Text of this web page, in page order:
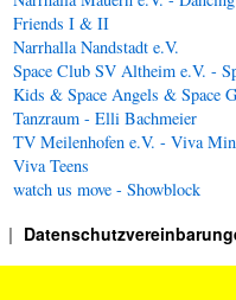
Friends I & II
Narrhalla Nandstadt e.V.
Space Club SV Altheim e.V. -
Kids & Space Angels & Space
Tanzraum - Elli Bachmeier
TV Meilenhofen e.V. - Viva
Viva Teens
watch us move - Showblock